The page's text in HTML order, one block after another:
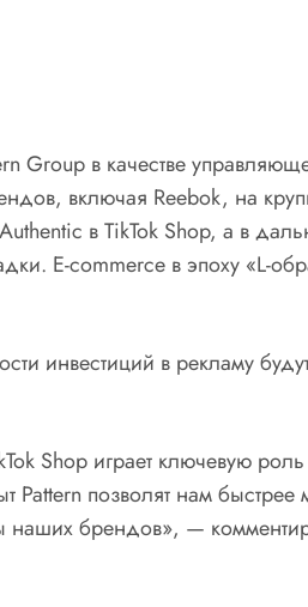
Group в качестве
включая Reebok, на
в TikTok Shop, а в
E-commerce в эпоху «L-
в рекламу
Shop играет ключевую
позволят нам быстрее
брендов», —